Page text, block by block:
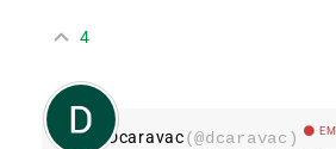
4
Dcaravac(@dcaravac)